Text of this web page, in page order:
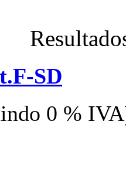
SD
0 %